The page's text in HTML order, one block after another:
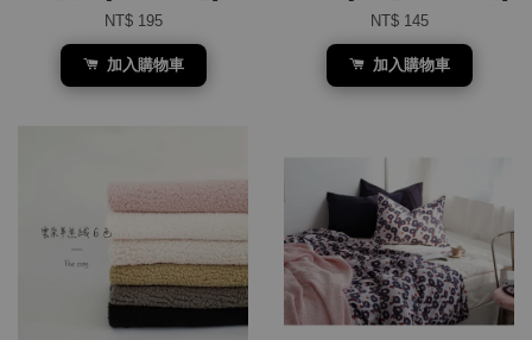
NT$ 195
加入購物車
NT$ 145
加入購物車